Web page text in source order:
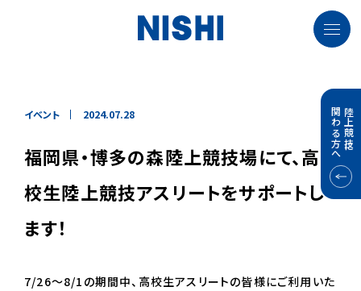
陸上競技に
関わる方へ
イベント 2024.07.28
福岡県・博多の森陸上競技場にて、高
校生陸上競技アスリートをサポートし
ます！
7/26～8/1の期間中、高校生アスリートの皆様にご利用いた